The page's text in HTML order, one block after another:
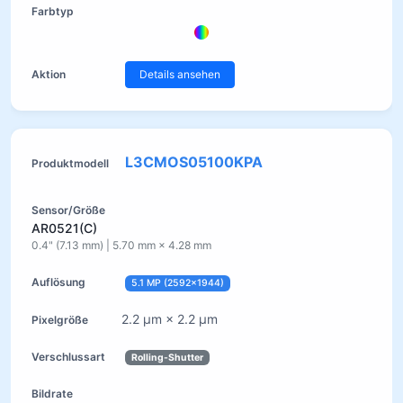
Details ansehen
L3CMOS05100KPA
AR0521(C)
0.4" (7.13 mm) | 5.70 mm × 4.28 mm
5.1 MP (2592×1944)
2.2 µm × 2.2 µm
Rolling-Shutter